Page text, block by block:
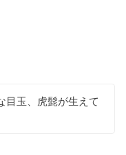
目玉、虎髭が生えて